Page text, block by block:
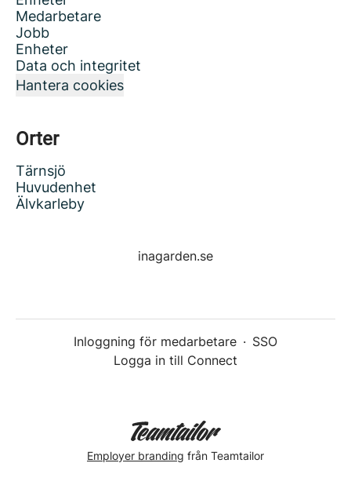
Medarbetare
Jobb
Enheter
Data och integritet
Hantera cookies
Orter
Tärnsjö
Huvudenhet
Älvkarleby
inagarden.se
Inloggning för medarbetare · SSO
Logga in till Connect
Employer branding från Teamtailor